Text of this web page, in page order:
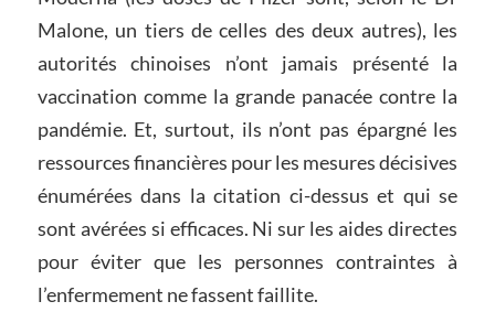
Malone, un tiers de celles des deux autres), les
autorités chinoises n’ont jamais présenté la
vaccination comme la grande panacée contre la
pandémie. Et, surtout, ils n’ont pas épargné les
ressources financières pour les mesures décisives
énumérées dans la citation ci-dessus et qui se
sont avérées si efficaces. Ni sur les aides directes
pour éviter que les personnes contraintes à
l’enfermement ne fassent faillite.